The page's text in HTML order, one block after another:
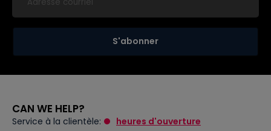
S'abonner
CAN WE HELP?
Service à la clientèle:
heures d'ouverture